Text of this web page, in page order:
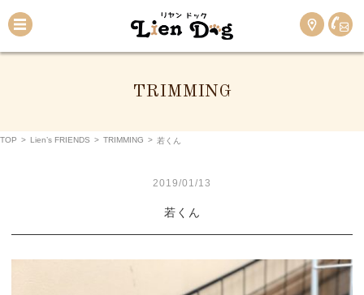
TRIMMING
TOP > Lien’s FRIENDS > TRIMMING > 若くん
2019/01/13
若くん